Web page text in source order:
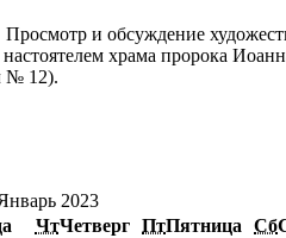
Просмотр и обсуждение
храма пророка
№ 12).
2023
ЧтЧетверг ПтПятница Сб